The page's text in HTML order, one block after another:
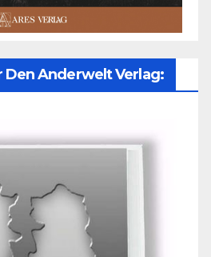
Den Anderwelt Verlag: